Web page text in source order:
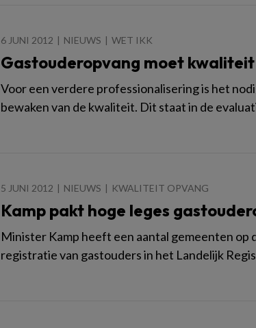
6 JUNI 2012 NIEUWS WET IKK
Gastouderopvang moet
Voor een verdere professionalisering is het
bewaken van de kwaliteit. Dit staat in de
5 JUNI 2012 NIEUWS KWALITEIT OPVANG
Kamp pakt hoge leges
Minister Kamp heeft een aantal gemeenten op
registratie van gastouders in het Landelijk